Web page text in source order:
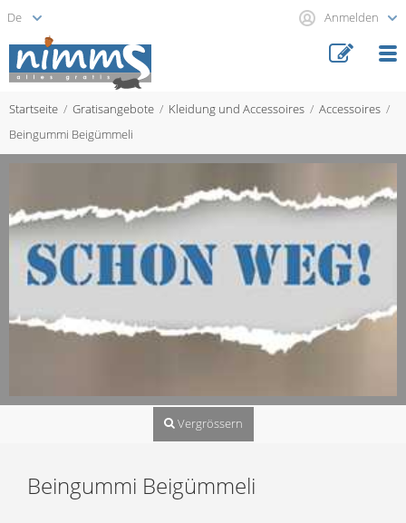
Anmelden
Startseite Gratisangebote Kleidung und Accessoires
Accessoires
Beingummi Beigümmeli
Vergrössern
Beingummi Beigümmeli